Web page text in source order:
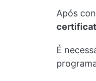
Após
É